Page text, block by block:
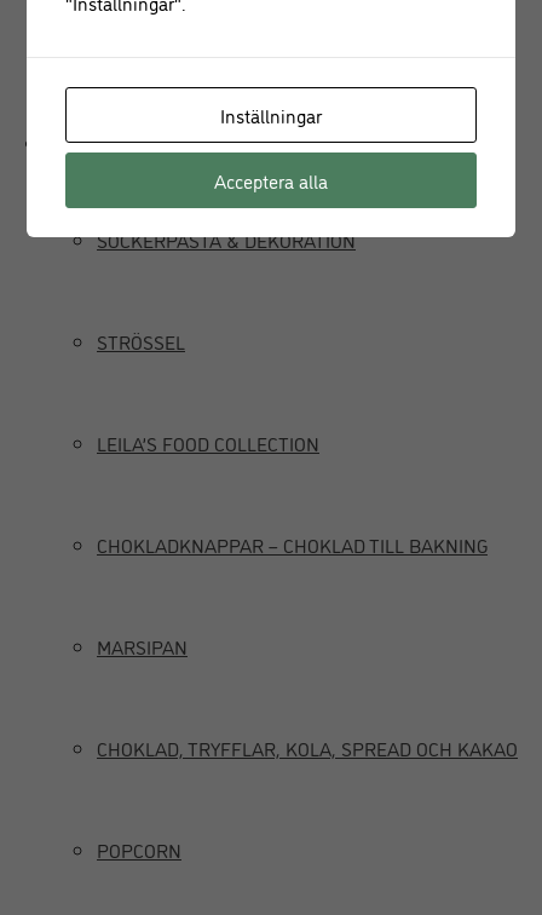
Delikatesser
SOCKERPASTA & DEKORATION
STRÖSSEL
LEILA’S FOOD COLLECTION
CHOKLADKNAPPAR – CHOKLAD TILL BAKNING
MARSIPAN
CHOKLAD, TRYFFLAR, KOLA, SPREAD OCH KAKAO
POPCORN
Inställningar
Acceptera alla